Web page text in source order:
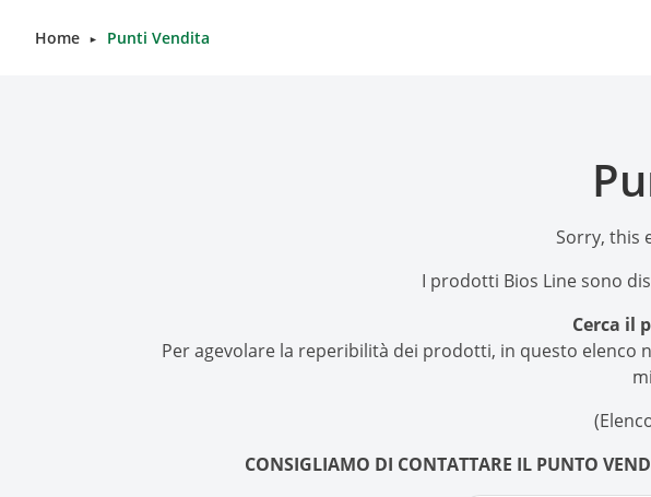
Home ► Punti Vendita
Sorry, this
I prodotti Bios Line sono
Cerca il
Per agevolare la reperibilità dei prodotti, in questo
CONSIGLIAMO DI CONTATTARE IL PUNTO